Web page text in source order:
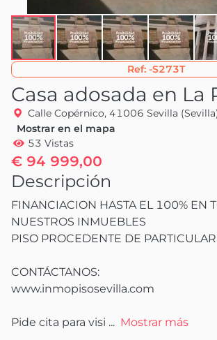
Ref: -S273T
Casa adosada en La
Calle Copérnico, 41006 Sevilla
Mostrar en el mapa
53 Vistas
€ 94 999,00
Descripción
FINANCIACION HASTA EL 100% EN
NUESTROS INMUEBLES
PISO PROCEDENTE DE PARTICULAR
CONTÁCTANOS:
www.inmopisosevilla.com
Pide cita para visi ... Mostrar más